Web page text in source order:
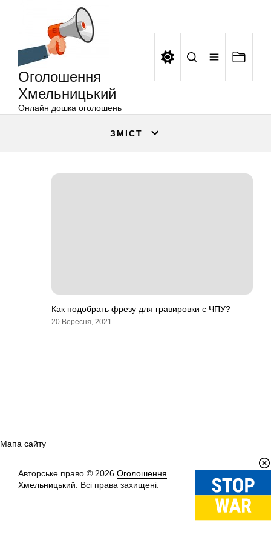
Оголошення
Хмельницький
Онлайн дошка оголошень
ЗМІСТ
Как подобрать фрезу для гравировки с ЧПУ?
20 Вересня, 2021
Мапа сайту
Авторське право © 2026 Оголошення
Хмельницький.
Всі права захищені.
Вгору↑